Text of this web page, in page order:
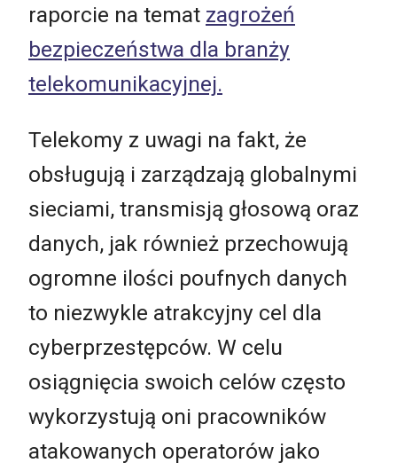
raporcie na temat zagrożeń
bezpieczeństwa dla branży
telekomunikacyjnej.
Telekomy z uwagi na fakt, że
obsługują i zarządzają globalnymi
sieciami, transmisją głosową oraz
danych, jak również przechowują
ogromne ilości poufnych danych
to niezwykle atrakcyjny cel dla
cyberprzestępców. W celu
osiągnięcia swoich celów często
wykorzystują oni pracowników
atakowanych operatorów jako